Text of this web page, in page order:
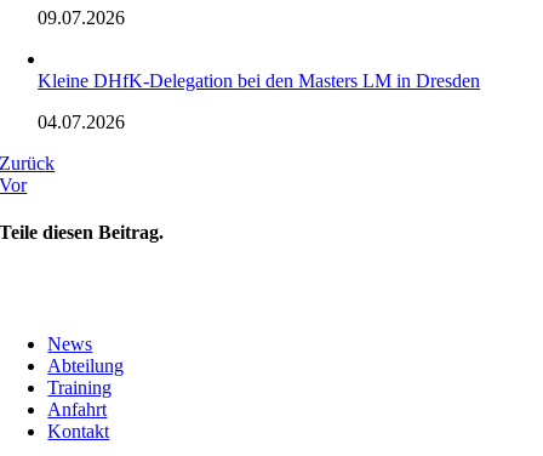
09.07.2026
Kleine DHfK-Delegation bei den Masters LM in Dresden
04.07.2026
Zurück
Vor
Teile diesen Beitrag.
News
Abteilung
Training
Anfahrt
Kontakt